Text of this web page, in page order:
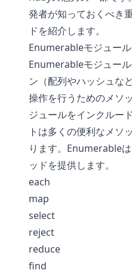
発者が知っておくべき
ドを紹介します。
Enumerableモジュール
Enumerableモジュー
ン（配列やハッシュな
操作を行うためのメソ
ジュールをインクルー
トは多くの便利なメソ
ります。Enumerable
ッドを提供します。
each
map
select
reject
reduce
find